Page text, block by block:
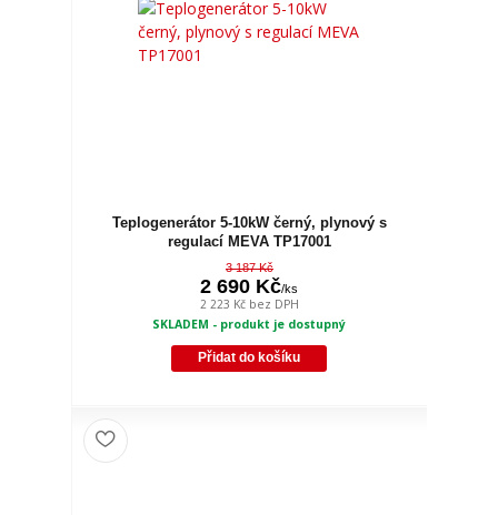
Teplogenerátor 5-10kW černý, plynový s
regulací MEVA TP17001
3 187 Kč
2 690 Kč/ks
2 223 Kč bez DPH
SKLADEM - produkt je dostupný
Přidat do košíku